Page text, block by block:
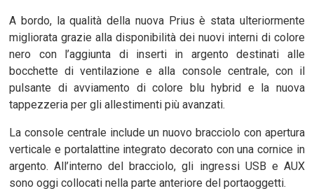
A bordo, la qualità della nuova Prius è stata ulteriormente
migliorata grazie alla disponibilità dei nuovi interni di colore
nero con l’aggiunta di inserti in argento destinati alle
bocchette di ventilazione e alla console centrale, con il
pulsante di avviamento di colore blu hybrid e la nuova
tappezzeria per gli allestimenti più avanzati.
La console centrale include un nuovo bracciolo con apertura
verticale e portalattine integrato decorato con una cornice in
argento. All’interno del bracciolo, gli ingressi USB e AUX
sono oggi collocati nella parte anteriore del portaoggetti.